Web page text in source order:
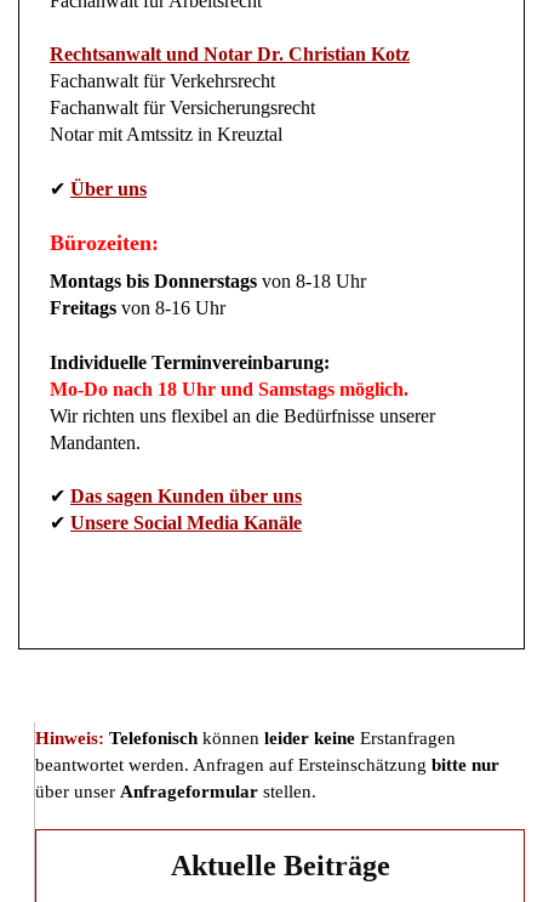
Rechtsanwalt und Notar Dr. Christian Kotz
Fachanwalt für Verkehrsrecht
Fachanwalt für Versicherungsrecht
Notar mit Amtssitz in Kreuztal
✔ Über uns
Bürozeiten:
Montags bis Donnerstags von 8-18 Uhr
Freitags von 8-16 Uhr
Individuelle Terminvereinbarung:
Mo-Do nach 18 Uhr und Samstags möglich.
Wir richten uns flexibel an die Bedürfnisse unserer
Mandanten.
✔ Das sagen Kunden über uns
✔ Unsere Social Media Kanäle
Hinweis:Telefonisch könnenleider keine Erstanfragen
beantwortet werden. Anfragen auf Ersteinschätzungbitte nur
über unser Anfrageformular stellen.
Aktuelle Beiträge